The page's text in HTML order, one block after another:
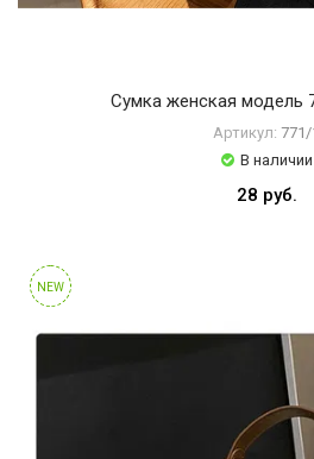
Сумка женская модель
Артикул: 771/
В наличии
28 руб.
NEW